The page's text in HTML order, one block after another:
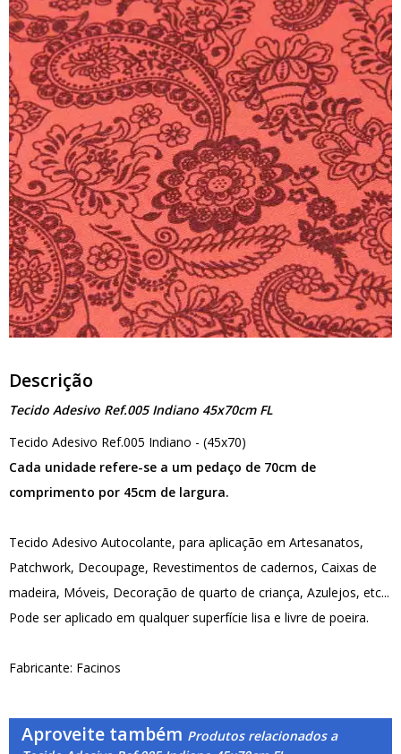
Descrição
Tecido Adesivo Ref.005 Indiano 45x70cm FL
Tecido Adesivo Ref.005 Indiano - (45x70)
Cada unidade refere-se a um pedaço de 70cm de
comprimento por 45cm de largura.
Tecido Adesivo Autocolante, para aplicação em Artesanatos,
Patchwork, Decoupage, Revestimentos de cadernos, Caixas de
madeira, Móveis, Decoração de quarto de criança, Azulejos, etc...
Pode ser aplicado em qualquer superfície lisa e livre de poeira.
Fabricante: Facinos
Aproveite também Produtos relacionados a